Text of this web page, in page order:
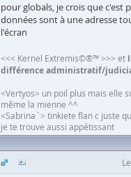
pour globals, je crois que c'est
données sont à une adresse
l'écran
<<< Kernel Extremis©®™ >>> et
différence administratif/
<Vertyos> un poil plus mais elle
même la mienne ^^
<Sabrina`> tinkiete flan c juste
je te trouve aussi appétissant